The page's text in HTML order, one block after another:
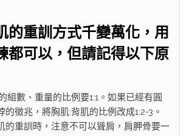
的重訓方式千變萬化，用
都可以，但請記得以下原
組數、重量的比例要1:1。如果已經有圓
的徵兆，將胸肌:背肌的比例改成1:2-3。
的重訓時，注意不可以聳肩，肩胛骨要一